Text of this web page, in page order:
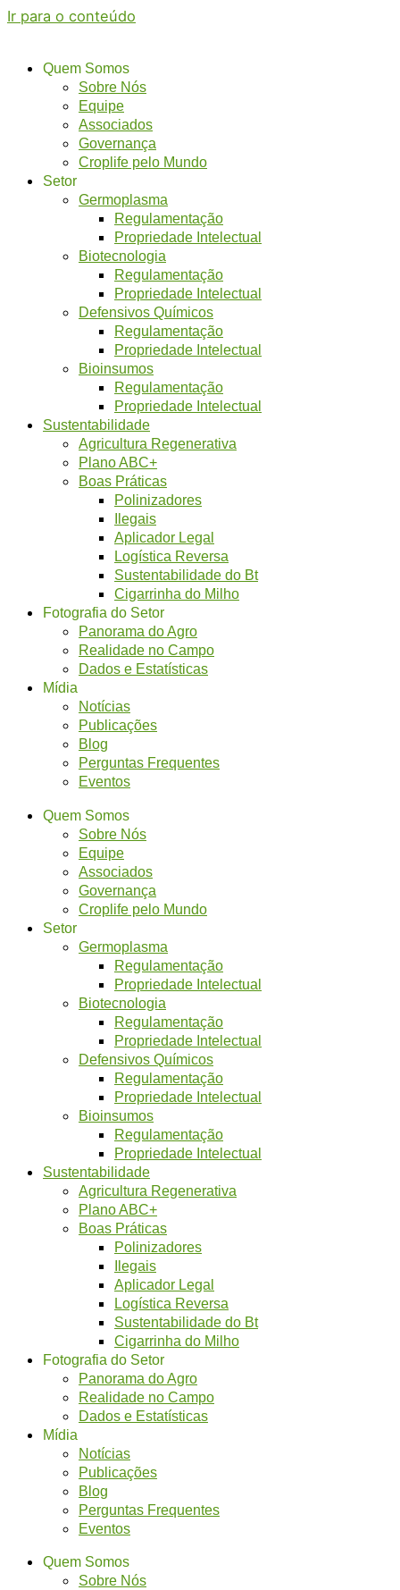
Ir para o conteúdo
Quem Somos
Sobre Nós
Equipe
Associados
Governança
Croplife pelo Mundo
Setor
Germoplasma
Regulamentação
Propriedade Intelectual
Biotecnologia
Regulamentação
Propriedade Intelectual
Defensivos Químicos
Regulamentação
Propriedade Intelectual
Bioinsumos
Regulamentação
Propriedade Intelectual
Sustentabilidade
Agricultura Regenerativa
Plano ABC+
Boas Práticas
Polinizadores
Ilegais
Aplicador Legal
Logística Reversa
Sustentabilidade do Bt
Cigarrinha do Milho
Fotografia do Setor
Panorama do Agro
Realidade no Campo
Dados e Estatísticas
Mídia
Notícias
Publicações
Blog
Perguntas Frequentes
Eventos
Quem Somos
Sobre Nós
Equipe
Associados
Governança
Croplife pelo Mundo
Setor
Germoplasma
Regulamentação
Propriedade Intelectual
Biotecnologia
Regulamentação
Propriedade Intelectual
Defensivos Químicos
Regulamentação
Propriedade Intelectual
Bioinsumos
Regulamentação
Propriedade Intelectual
Sustentabilidade
Agricultura Regenerativa
Plano ABC+
Boas Práticas
Polinizadores
Ilegais
Aplicador Legal
Logística Reversa
Sustentabilidade do Bt
Cigarrinha do Milho
Fotografia do Setor
Panorama do Agro
Realidade no Campo
Dados e Estatísticas
Mídia
Notícias
Publicações
Blog
Perguntas Frequentes
Eventos
Quem Somos
Sobre Nós